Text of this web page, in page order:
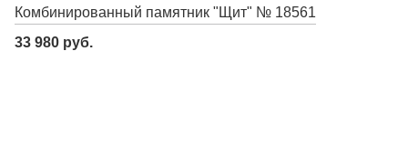
Комбинированный памятник "Щит" № 18561
33 980 руб.